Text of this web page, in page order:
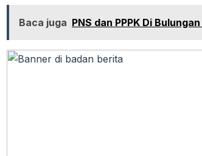
Baca juga PNS dan PPPK Di